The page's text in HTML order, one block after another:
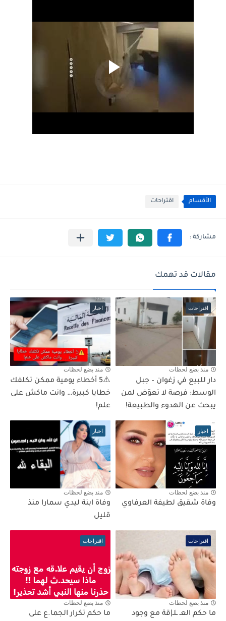
الأقسام اقتراحات
مقالات قد تهمك
اقتراحات
منذ بضع لحظات
دار للبيع في زغوان – جبل
الوسط: فرصة لا تعوّض لمن
يبحث عن الهدوء والطبيعة!
اخبار
منذ بضع لحظات
⚠️5 أخطاء يومية ممكن تكلفك
خطايا كبيرة… وانت ماكش على
علم!
اخبار
منذ بضع لحظات
وفاة شقيق لطيفة العرفاوي
اخبار
منذ بضع لحظات
وفاة ابنة ليدي سمارا منذ
قليل
اقتراحات
منذ بضع لحظات
ما حكم العـ ـلـ|قة مع وجود
اقتراحات
منذ بضع لحظات
ما حكم تكرار الجما.ع على